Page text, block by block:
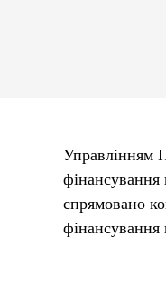
Управлінням
фінансування
спрямовано
фінансування